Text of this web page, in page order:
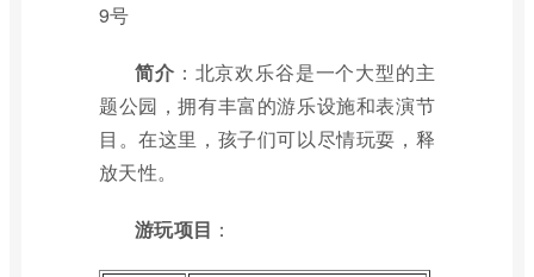
9号
简介 ：北京欢乐谷是一个大型的主
题公园，拥有丰富的游乐设施和表演节
目。在这里，孩子们可以尽情玩耍，释
放天性。
游玩项目 ：